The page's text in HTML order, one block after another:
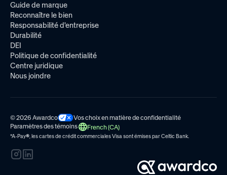
Guide de marque
Reconnaître le bien
Responsabilité d'entreprise
Durabilité
DEI
Politique de confidentialité
Centre juridique
Nous joindre
© 2026 Awardco
Vos choix en matière de confidentialité
Paramètres des témoins
French (CA)
*A-Pay®, les cartes de crédit commerciales Visa sont émises parCeltic Bank.